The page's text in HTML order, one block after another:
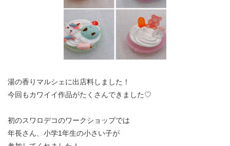
湯の香りマルシェに出店料しました！
今回もカワイイ作品がたくさんできました♡
初のスワロデコのワークショップでは
年長さん、小学1年生の小さい子が